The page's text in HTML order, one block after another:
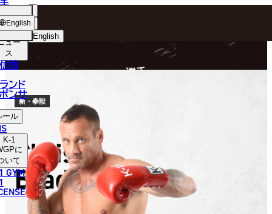
English
ไทย
العربية
ョッ
プ
ュー
ス
情
ンド
ンサ
ール
K-1
に
いて
GYM
English
選手
新・拳獣
Chris
Bradford